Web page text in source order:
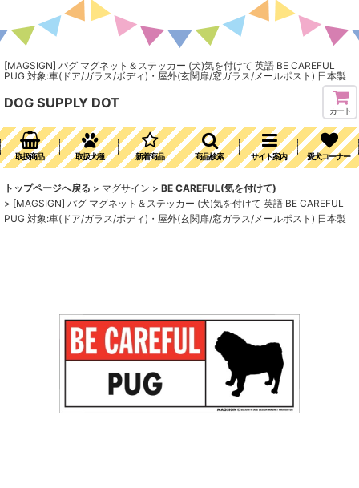
[MAGSIGN] パグ マグネット＆ステッカー (犬)気を付けて 英語 BE CAREFUL
PUG 対象:車(ドア/ガラス/ボディ)・屋外(玄関扉/窓ガラス/メールポスト) 日本製
DOG SUPPLY DOT
カート
取扱商品 取扱犬種 新着商品 商品検索 サイト案内 愛犬コーナー
トップページへ戻る > マグサイン > BE CAREFUL(気を付けて)
> [MAGSIGN] パグ マグネット＆ステッカー (犬)気を付けて 英語 BE CAREFUL
PUG 対象:車(ドア/ガラス/ボディ)・屋外(玄関扉/窓ガラス/メールポスト) 日本製